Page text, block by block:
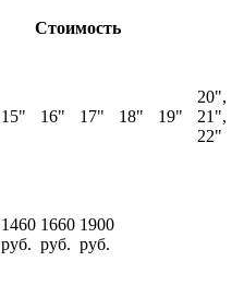
Стоимость
15" 16" 17" 18" 19"
20",
21",
22"
1460
руб.
1660
руб.
1900
руб.